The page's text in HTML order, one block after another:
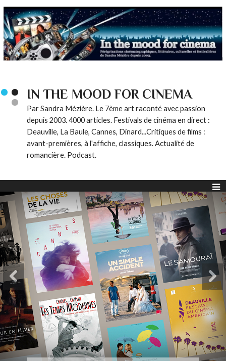
IN THE MOOD FOR CINEMA
Par Sandra Mézière. Le 7ème art raconté avec passion
depuis 2003. 4000 articles. Festivals de cinéma en direct :
Deauville, La Baule, Cannes, Dinard...Critiques de films :
avant-premières, à l'affiche, classiques. Actualité de
romancière. Podcast.